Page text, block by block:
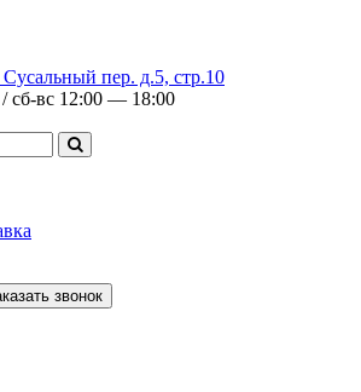
пер. д.5, стр.10
сб-вс 12:00 — 18:00
звонок